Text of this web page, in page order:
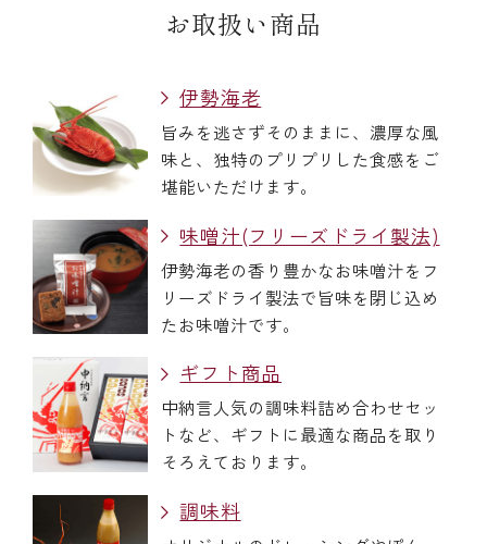
お取扱い商品
伊勢海老
旨みを逃さずそのままに、濃厚な風
味と、独特のプリプリした食感をご
堪能いただけます。
味噌汁(フリーズドライ製法)
伊勢海老の香り豊かなお味噌汁をフ
リーズドライ製法で旨味を閉じ込め
たお味噌汁です。
ギフト商品
中納言人気の調味料詰め合わせセッ
トなど、ギフトに最適な商品を取り
そろえております。
調味料